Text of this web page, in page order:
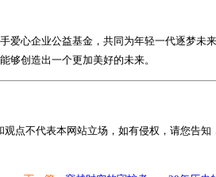
爱心企业公益基金，共同为年轻一代逐梦未
够创造出一个更加美好的未来。
点不代表本网站立场，如有侵权，请您告知